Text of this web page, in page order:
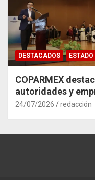
DESTACADOS ESTADO
COPARMEX
autoridades y
impacto del Tren
24/07/2026 redacción